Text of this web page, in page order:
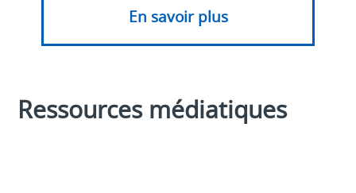
En savoir plus
Ressources médiatiques